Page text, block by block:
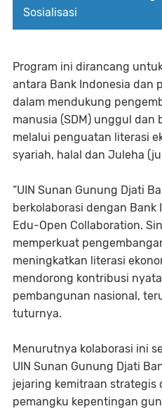
Sosialisasi
Program ini dirancang
antara Bank Indonesia dan
dalam mendukung
manusia (SDM) unggul dan
melalui penguatan literasi
syariah, halal dan Juleha
“UIN Sunan Gunung Djati
berkolaborasi dengan Bank
Edu-Open Collaboration.
memperkuat
meningkatkan literasi
mendorong kontribusi
pembangunan nasional,
tuturnya.
Menurutnya kolaborasi ini
UIN Sunan Gunung Djati
jejaring kemitraan strategis
pemangku kepentingan